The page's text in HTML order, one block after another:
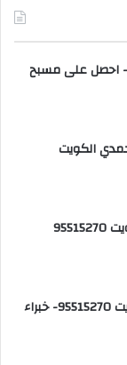
– احصل على مسبح
الكويت
شركة معالجة الرطوبة بالكويت 95515270- خبراء